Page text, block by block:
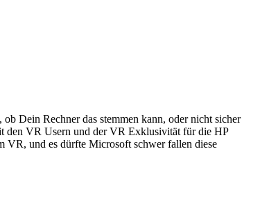
Dein Rechner das stemmen kann, oder nicht sicher
den VR Usern und der VR Exklusivität für die HP
VR, und es dürfte Microsoft schwer fallen diese